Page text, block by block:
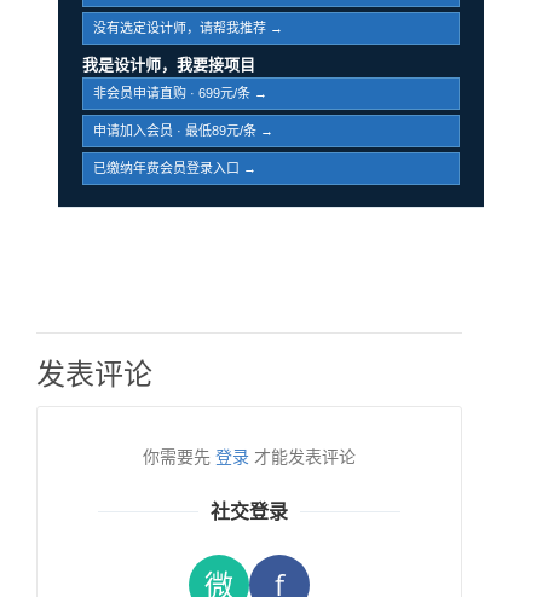
没有选定设计师，请帮我推荐 →
我是设计师，我要接项目
非会员申请直购 · 699元/条 →
申请加入会员 · 最低89元/条 →
已缴纳年费会员登录入口 →
发表评论
你需要先 登录 才能发表评论
社交登录
微 f